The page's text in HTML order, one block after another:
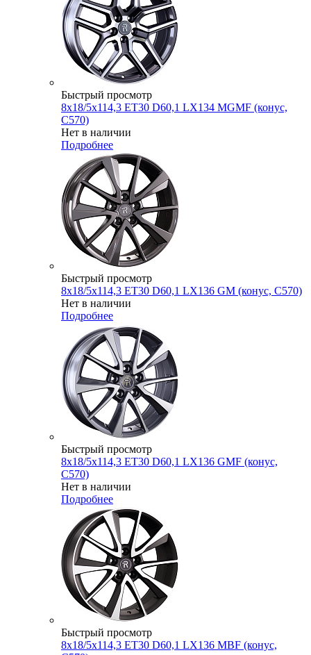
Быстрый просмотр
8x18/5x114,3 ET30 D60,1 LX134 MGMF (конус,
C570)
Нет в наличии
Подробнее
Быстрый просмотр
8x18/5x114,3 ET30 D60,1 LX136 GM (конус, C570)
Нет в наличии
Подробнее
Быстрый просмотр
8x18/5x114,3 ET30 D60,1 LX136 GMF (конус,
C570)
Нет в наличии
Подробнее
Быстрый просмотр
8x18/5x114,3 ET30 D60,1 LX136 MBF (конус,